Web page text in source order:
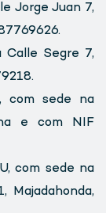
Jorge Juan 7,
Calle Segre 7,
com sede na
e com NIF
com sede na
Majadahonda,